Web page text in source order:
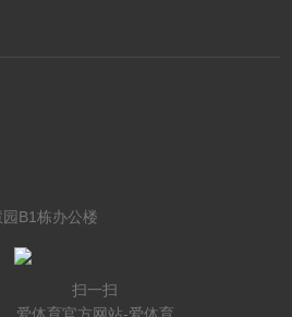
B1栋办公楼
扫一扫